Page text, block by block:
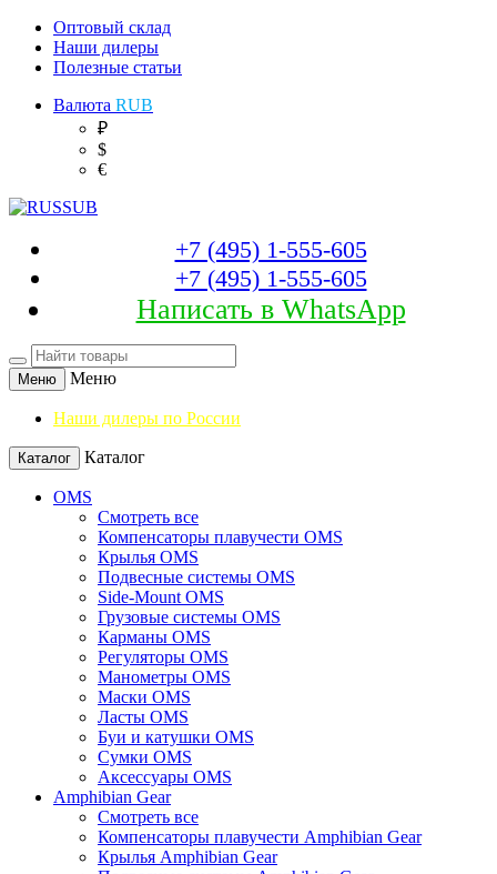
Оптовый склад
Наши дилеры
Полезные статьи
Валюта RUB
₽
$
€
+7 (495) 1-555-605
+7 (495) 1-555-605
Написать в WhatsApp
Меню Меню
Наши дилеры по России
Каталог Каталог
OMS
Смотреть все
Компенсаторы плавучести OMS
Крылья OMS
Подвесные системы OMS
Side-Mount OMS
Грузовые системы OMS
Карманы OMS
Регуляторы OMS
Манометры OMS
Маски OMS
Ласты OMS
Буи и катушки OMS
Сумки OMS
Аксессуары OMS
Amphibian Gear
Смотреть все
Компенсаторы плавучести Amphibian Gear
Крылья Amphibian Gear